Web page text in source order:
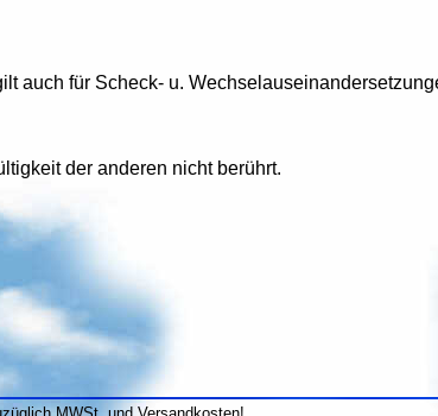
auch für Scheck- u.
der anderen nicht berührt.